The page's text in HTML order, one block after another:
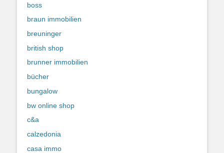
boss
braun immobilien
breuninger
british shop
brunner immobilien
bücher
bungalow
bw online shop
c&a
calzedonia
casa immo